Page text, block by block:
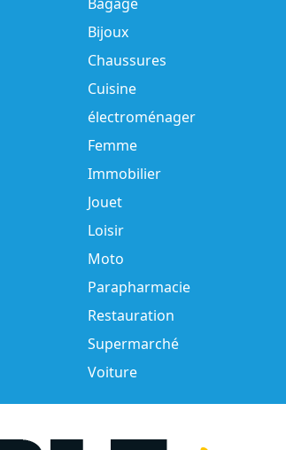
Bijoux
Chaussures
Cuisine
électroménager
Femme
Immobilier
Jouet
Loisir
Moto
Parapharmacie
Restauration
Supermarché
Voiture